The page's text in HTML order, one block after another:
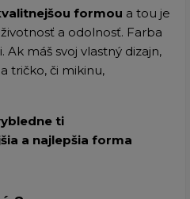
formou a tou je
a odolnosť. Farba
máš svoj vlastný dizajn,
tričko, či mikinu,
ti
a najlepšia forma